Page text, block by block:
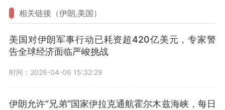
相关链接（伊朗,美国）
美国对伊朗军事行动已耗资超420亿美元，专家警
告全球经济面临严峻挑战
时间：2026-04-06 15:32:29
伊朗允许“兄弟”国家伊拉克通航霍尔木兹海峡，每日